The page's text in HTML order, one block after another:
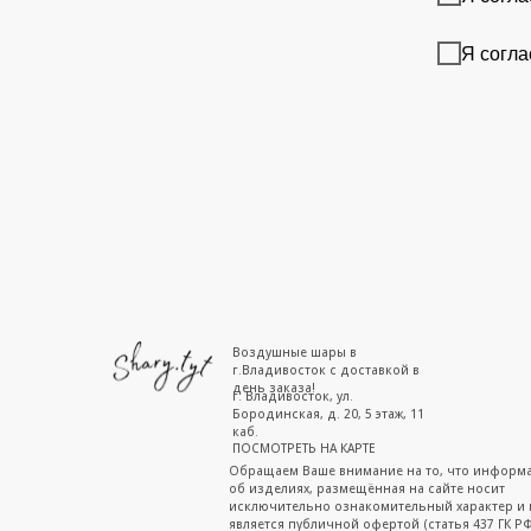
Я
г. Владивосток, ул.
Бородинская, д. 20, 5 этаж, 11
каб.
ПОСМОТРЕТЬ НА КАРТЕ
Воздушные шары в
г.Владивосток с доставкой в
день заказа!
Обращаем Ваше внимание на то, что
об изделиях, размещённая на сайте носит
исключительно ознакомительный характер и
является публичной офертой (статья 437 ГК